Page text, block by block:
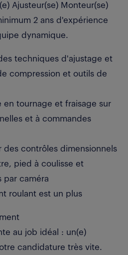
Ajusteur(se) Monteur(se)
2 ans d'expérience
dynamique.
techniques d'ajustage et
compression et outils de
en tournage et fraisage sur
et à commandes
des contrôles dimensionnels
pied à coulisse et
par caméra
roulant est un plus
au job idéal : un(e)
candidature très vite.